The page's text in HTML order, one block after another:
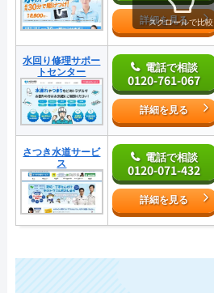
詳細を見る
水回り修理サポー
トセンター
電話で相談
0120-761-067
詳細を見る
さつき水道サービ
ス
電話で相談
0120-071-432
詳細を見る
スクロールで比較